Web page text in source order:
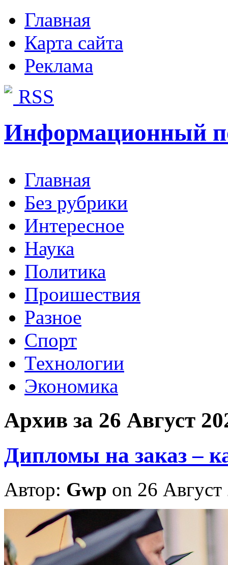
Главная
Карта сайта
Реклама
RSS
Информационный
Главная
Без рубрики
Интересное
Наука
Политика
Проишествия
Разное
Спорт
Технологии
Экономика
Архив за 26 Август
Дипломы на заказ –
Автор: Gwp on 26 Август